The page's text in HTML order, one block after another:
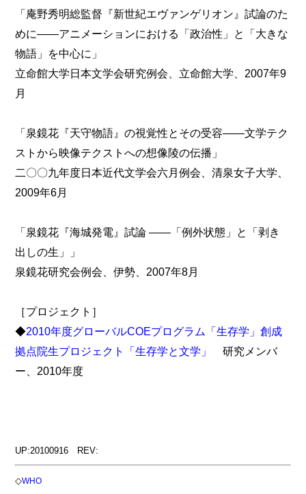
「庵野秀明総監督『新世紀エヴァンゲリオン』試論のた
めに――アニメーションにおける「政治性」と「大きな
物語」を中心に」
立命館大学日本文学会研究例会、立命館大学、2007年9
月
「泉鏡花『天守物語』の視覚性とその受容――文学テク
ストから映像テクストへの想像陵の伝播」
二〇〇九年度日本近代文学会六月例会、清泉女子大学、
2009年6月
「泉鏡花『海城発電』試論 ――「例外状態」と「剥き
出しの生」」
泉鏡花研究会例会、伊勢、2007年8月
［プロジェクト］
◆2010年度グローバルCOEプログラム「生存学」創成
拠点院生プロジェクト「生存学と文学」
研究メンバ
ー、2010年度
UP:20100916 REV:
◇WHO